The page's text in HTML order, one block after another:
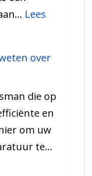
Lees
over
die op
en
om uw
te…